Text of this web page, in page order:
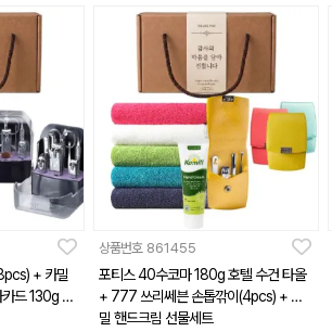
+ 카밀
드 130g 호
상품번호 861455
포티스 40수코마 180g 호텔 수건 타올
+ 777 쓰리쎄븐 손톱깎이(4pcs) + 카
밀 핸드크림 선물세트